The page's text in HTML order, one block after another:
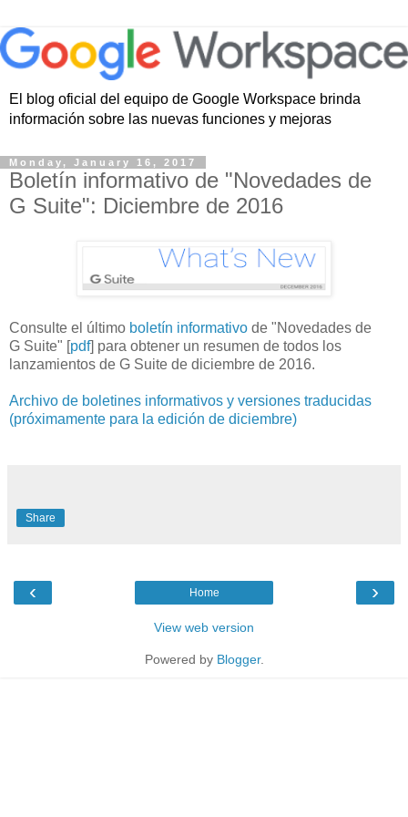
El blog oficial del equipo de Google Workspace brinda
información sobre las nuevas funciones y mejoras
Monday, January 16, 2017
Boletín informativo de "Novedades de
G Suite": Diciembre de 2016
Consulte el último boletín informativo de "Novedades de
G Suite" [pdf] para obtener un resumen de todos los
lanzamientos de G Suite de diciembre de 2016.
Archivo de boletines informativos y versiones traducidas
(próximamente para la edición de diciembre)
Share
‹ ›
Home
View web version
Powered by Blogger.